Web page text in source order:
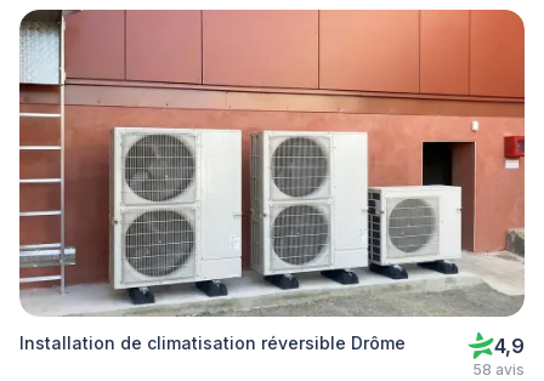
Installation de climatisation réversible Drôme 4,9
58 avis